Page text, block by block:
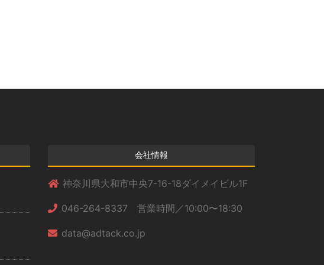
会社情報
神奈川県大和市中央7-16-18ダイメイビル1F
046-264-8337 営業時間／10:00〜18:30
data@adtack.co.jp